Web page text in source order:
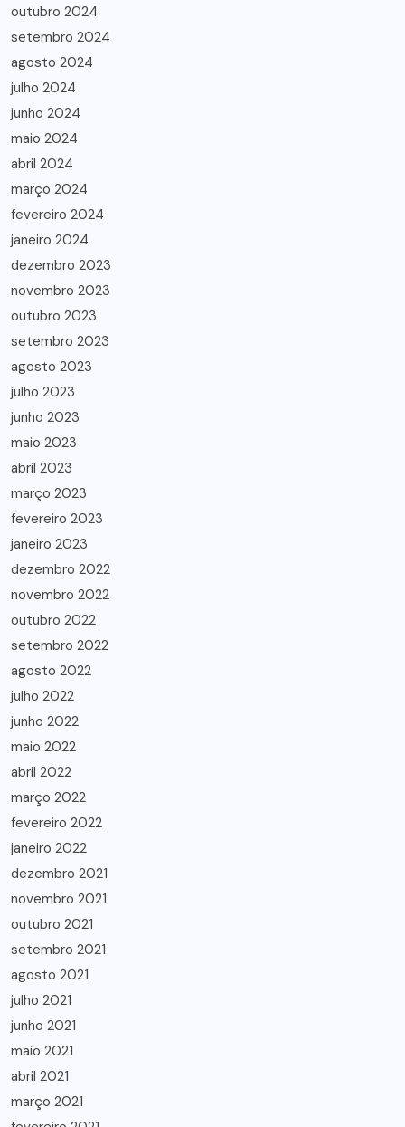
outubro 2024
setembro 2024
agosto 2024
julho 2024
junho 2024
maio 2024
abril 2024
março 2024
fevereiro 2024
janeiro 2024
dezembro 2023
novembro 2023
outubro 2023
setembro 2023
agosto 2023
julho 2023
junho 2023
maio 2023
abril 2023
março 2023
fevereiro 2023
janeiro 2023
dezembro 2022
novembro 2022
outubro 2022
setembro 2022
agosto 2022
julho 2022
junho 2022
maio 2022
abril 2022
março 2022
fevereiro 2022
janeiro 2022
dezembro 2021
novembro 2021
outubro 2021
setembro 2021
agosto 2021
julho 2021
junho 2021
maio 2021
abril 2021
março 2021